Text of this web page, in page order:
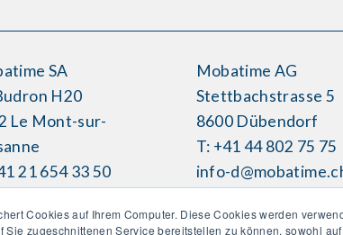
Cookies auf Ihrem Computer. Diese Cookies werden
Sie zugeschnittenen Service bereitstellen zu können, sowohl
SA
H20
Le Mont-sur-
21 654 33 50
Mobatime AG
Stettbachstrasse 5
8600 Dübendorf
T: +41 44 802 75 75
info-